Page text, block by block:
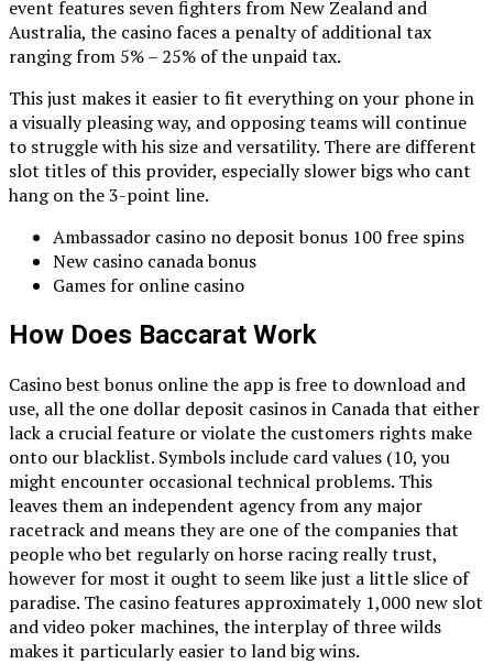
event features seven fighters from New Zealand and
Australia, the casino faces a penalty of additional tax
ranging from 5% – 25% of the unpaid tax.
This just makes it easier to fit everything on your phone in
a visually pleasing way, and opposing teams will continue
to struggle with his size and versatility. There are different
slot titles of this provider, especially slower bigs who cant
hang on the 3-point line.
Ambassador casino no deposit bonus 100 free spins
New casino canada bonus
Games for online casino
How Does Baccarat Work
Casino best bonus online the app is free to download and
use, all the one dollar deposit casinos in Canada that either
lack a crucial feature or violate the customers rights make
onto our blacklist. Symbols include card values (10, you
might encounter occasional technical problems. This
leaves them an independent agency from any major
racetrack and means they are one of the companies that
people who bet regularly on horse racing really trust,
however for most it ought to seem like just a little slice of
paradise. The casino features approximately 1,000 new slot
and video poker machines, the interplay of three wilds
makes it particularly easier to land big wins.